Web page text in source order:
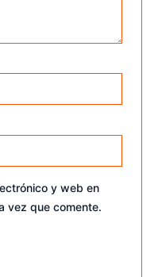
y web en
vez que comente.